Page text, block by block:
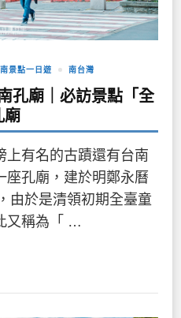
景點一日遊 南台灣
孔廟｜必訪景點「全
廟
上有名的古蹟還有台南
座孔廟，建於明鄭永曆
由於是清領初期全臺童
又稱為「 …